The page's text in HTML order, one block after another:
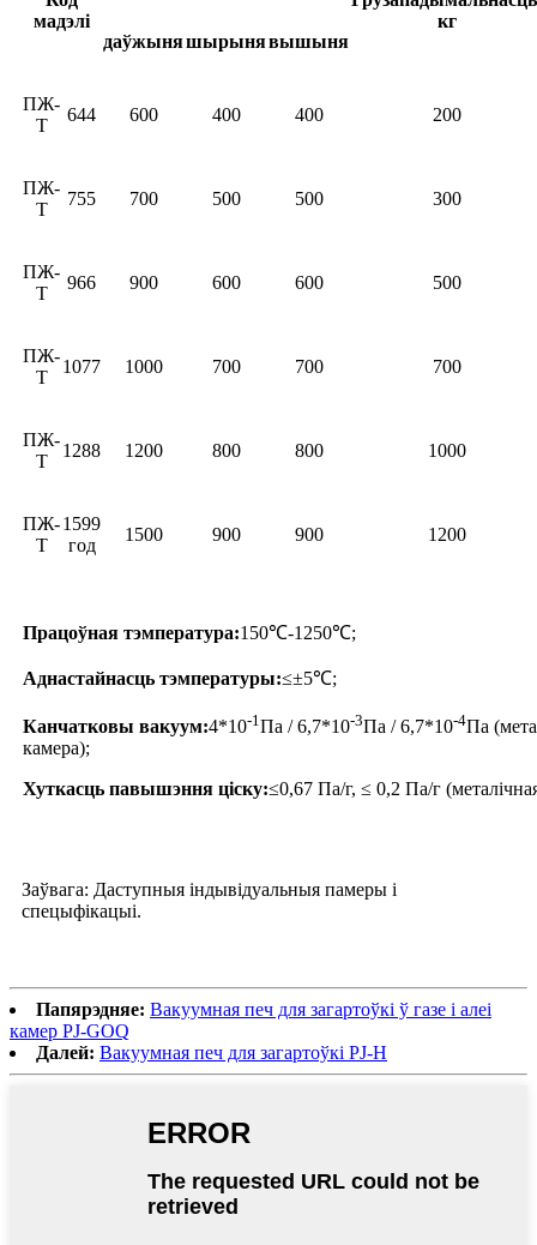
мадэлі
кг
даўжыняшырынявышыня
ПЖ-
Т
644 600 400 400 200
ПЖ-
Т
755 700 500 500 300
ПЖ-
Т
966 900 600 600 500
ПЖ-
Т
1077 1000 700 700 700
ПЖ-
Т
1288 1200 800 800 1000
ПЖ-
Т
1599
год
1500 900 900 1200
Працоўная тэмпература:150℃-1250℃;
Аднастайнасць тэмпературы:≤±5℃;
Канчатковы вакуум:4*10-1 Па / 6,7*10-3Па / 6,7*10-4Па
камера);
Хуткасць павышэння ціску:≤0,67 Па/г, ≤ 0,2 Па/г
Заўвага: Даступныя індывідуальныя памеры і
спецыфікацыі.
Папярэдняе: Вакуумная печ для загартоўкі ў газе і алеі
камер PJ-GOQ
Далей: Вакуумная печ для загартоўкі PJ-H